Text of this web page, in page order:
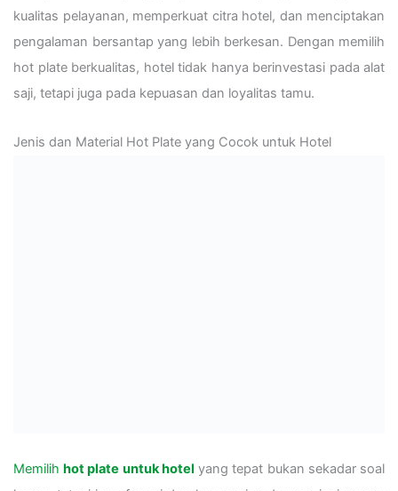
kualitas pelayanan, memperkuat citra hotel, dan menciptakan
pengalaman bersantap yang lebih berkesan. Dengan memilih
hot plate berkualitas, hotel tidak hanya berinvestasi pada alat
saji, tetapi juga pada kepuasan dan loyalitas tamu.
Jenis dan Material Hot Plate yang Cocok untuk Hotel
Memilihhot plate untuk hotel yang tepat bukan sekadar soal